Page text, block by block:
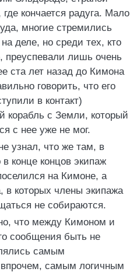
кончается радуга. Мало
многие стремились
деле, но среди тех, кто
преуспевали лишь очень
ста лет назад до Кимона
говорить, что его
в контакт)
корабль с Земли, который
с нее уже не мог.
узнал, что же там, в
конце концов экипаж
на Кимоне, а
которых члены экипажа
не собираются.
что между Кимоном и
сообщения быть не
самым
самым логичным